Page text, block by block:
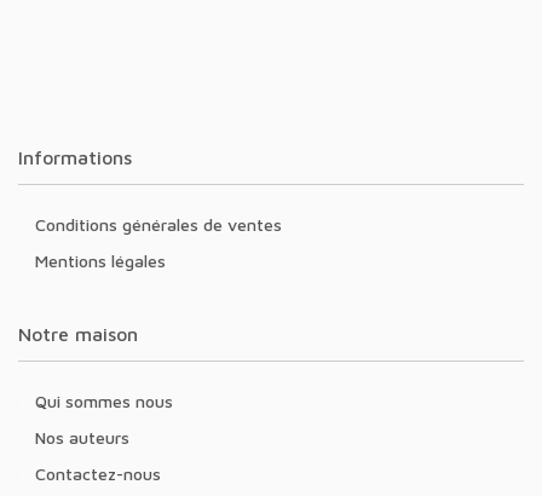
Informations
Conditions générales de ventes
Mentions légales
Notre maison
Qui sommes nous
Nos auteurs
Contactez-nous